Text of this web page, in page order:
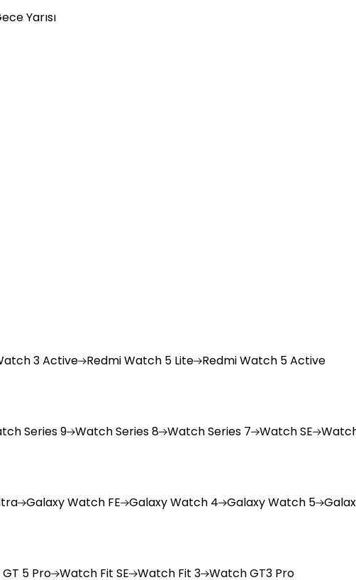
Yarısı
3 Active RedmiWatch 5 Lite RedmiWatch 5 Active
Series 9 WatchSeries 8 WatchSeries 7 WatchSE
GalaxyWatch FE GalaxyWatch 4 GalaxyWatch 5
GT 5 Pro Watch Fit SE Watch Fit 3 WatchGT3 Pro